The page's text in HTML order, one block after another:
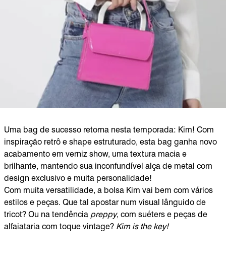
Uma bag de sucesso retorna nesta temporada: Kim! Com
inspiração retrô e shape estruturado, esta bag ganha novo
acabamento em verniz show, uma textura macia e
brilhante, mantendo sua inconfundível alça de metal com
design exclusivo e muita personalidade!
Com muita versatilidade, a bolsa Kim vai bem com vários
estilos e peças. Que tal apostar num visual lânguido de
tricot? Ou na tendência preppy, com suéters e peças de
alfaiataria com toque vintage? Kim is the key!